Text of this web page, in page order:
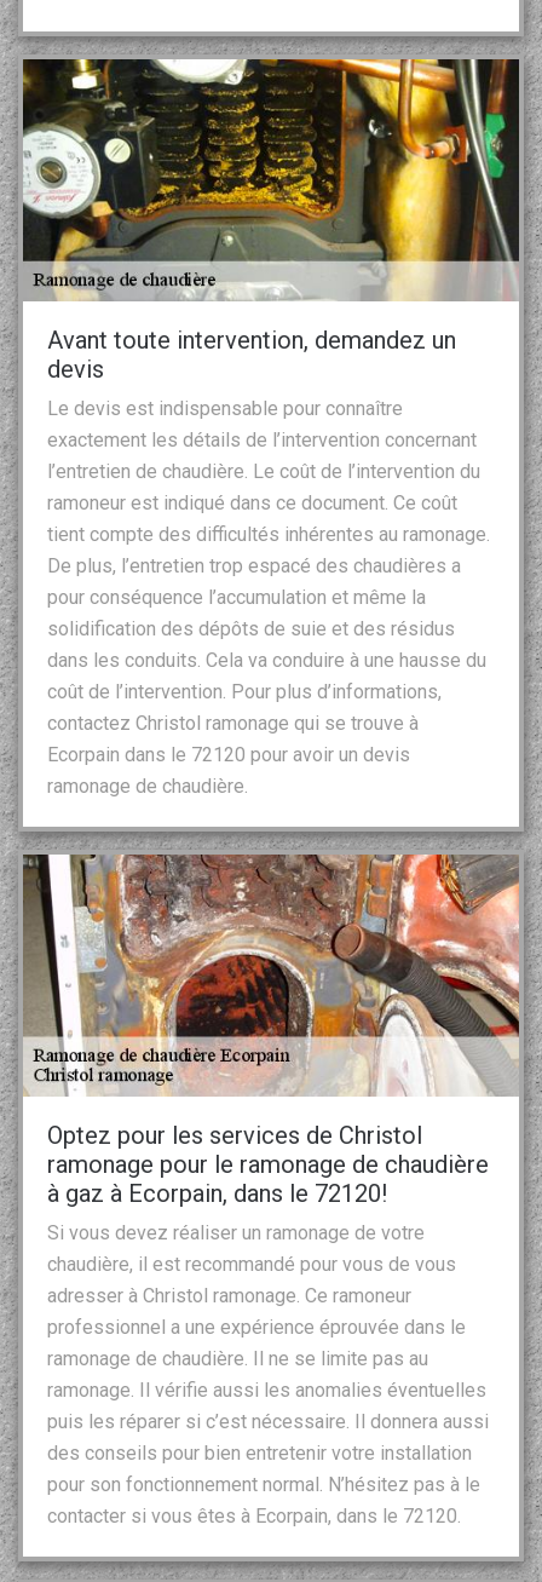
Avant toute intervention, demandez un
devis
Le devis est indispensable pour connaître
exactement les détails de l’intervention concernant
l’entretien de chaudière. Le coût de l’intervention du
ramoneur est indiqué dans ce document. Ce coût
tient compte des difficultés inhérentes au ramonage.
De plus, l’entretien trop espacé des chaudières a
pour conséquence l’accumulation et même la
solidification des dépôts de suie et des résidus
dans les conduits. Cela va conduire à une hausse du
coût de l’intervention. Pour plus d’informations,
contactez Christol ramonage qui se trouve à
Ecorpain dans le 72120 pour avoir un devis
ramonage de chaudière.
Optez pour les services de Christol
ramonage pour le ramonage de chaudière
à gaz à Ecorpain, dans le 72120!
Si vous devez réaliser un ramonage de votre
chaudière, il est recommandé pour vous de vous
adresser à Christol ramonage. Ce ramoneur
professionnel a une expérience éprouvée dans le
ramonage de chaudière. Il ne se limite pas au
ramonage. Il vérifie aussi les anomalies éventuelles
puis les réparer si c’est nécessaire. Il donnera aussi
des conseils pour bien entretenir votre installation
pour son fonctionnement normal. N’hésitez pas à le
contacter si vous êtes à Ecorpain, dans le 72120.